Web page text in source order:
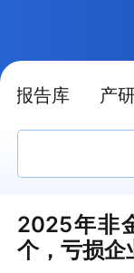
报告库 产
2025年非
个，亏损